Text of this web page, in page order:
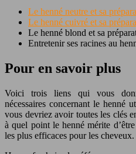
Le henné neutre et sa
Le henné cuivré et sa
Le henné blond et sa
Entretenir ses racines au
Pour en savoir plus
Voici trois liens qui vous
nécessaires concernant le henné
vous devriez avoir toutes les clés
à quel point le henné mérite
les plus efficaces pour les cheveux.